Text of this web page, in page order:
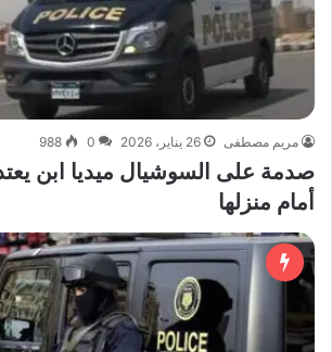
مريم مصطفى 26 يناير، 2026 0
988
صدمة على السوشيال ميديا ابن
أمام منزلها